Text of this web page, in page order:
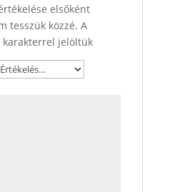
elsőként
tesszük közzé. A
karakterrel jelöltük